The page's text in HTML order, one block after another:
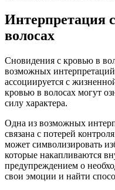
Интерпретация
волосах
Сновидения с кровью в
возможных
ассоциируется с
кровью в волосах могут
силу характера.
Одна из возможных
связана с потерей
может символизировать
которые накапливаются
предупреждением о
свои эмоции и найти